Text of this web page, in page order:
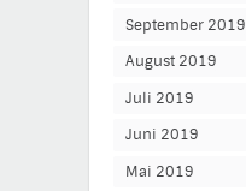
September 2019
August 2019
Juli 2019
Juni 2019
Mai 2019